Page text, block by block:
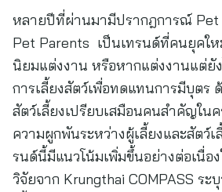
หลายปีที่ผ่านมามีปรากฎการณ์ Pet
Pet Parents เป็นเทรนด์ที่คนยุคใ
นิยมแต่งงาน หรือหากแต่งงานแต่ยั
การเลี้ยงสัตว์เพื่อทดแทนการมีบุตร
สัตว์เลี้ยงเปรียบเสมือนคนสำคัญใน
ความผูกพันระหว่างผู้เลี้ยงและสัตว์เ
รนด์นี้มีแนวโน้มเพิ่มขึ้นอย่างต่อเนื่อ
วิจัยจาก Krungthai COMPASS ระ